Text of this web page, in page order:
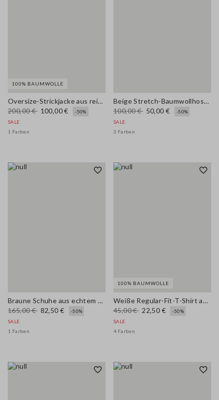
100% BAUMWOLLE
Oversize-Strickjacke aus reinem Baumwollstoff mit Schalkragen
200,00 € 100,00 €
-50%
SALE
1 Farben
Beige Stretch-Baumwollhosen
100,00 € 50,00 €
-50%
SALE
3 Farben
Braune Schuhe aus echtem Leder mit Schnürsenkeln
165,00 € 82,50 €
-50%
SALE
1 Farben
100% BAUMWOLLE
Weiße Regular-Fit-T-Shirt aus reinem Baumwoll-Rundhals mit Blumen
45,00 € 22,50 €
-50%
SALE
4 Farben